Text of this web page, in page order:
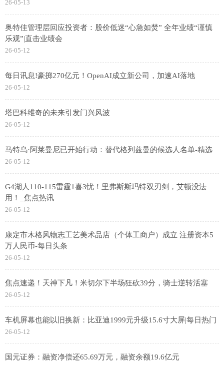
26-05-13
奥特佳管理层回应投资者：股价低迷“心急如焚” 全年业绩“谨慎
乐观”|直击业绩会
26-05-12
每日讯息!豪掷270亿元！OpenAI成立新公司，加速AI落地
26-05-12
塔巴科维奇的未来引发门兴风波
26-05-12
马特乌·阿莱曼尼已开始行动：替代格列兹曼的候选人名单-精选
26-05-12
G4湖人110-115雷霆1喜3忧！里弗斯斯玛特双刃剑，艾顿没法
用！_焦点热讯
26-05-12
康定市木格风物志工艺美术品店（个体工商户）成立 注册资本5
万人民币-每日头条
26-05-12
焦点速递！天神下凡！米切尔下半场狂砍39分，骑士逆转活塞
26-05-12
车机屏幕也能以旧换新：比亚迪1999元升级15.6寸大屏|每日热门
26-05-12
国元证券：融资净偿还65.69万元，融资余额19.6亿元